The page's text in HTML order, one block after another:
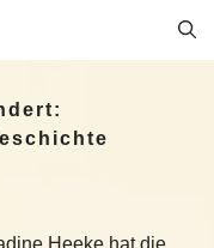
Heeke hat die